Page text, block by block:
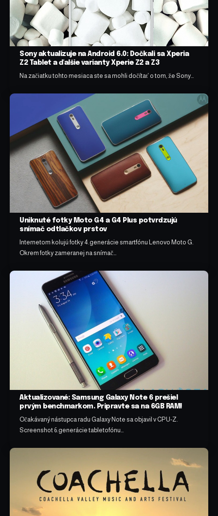
Sony aktualizuje na Android 6.0: Dočkali sa Xperia
Z2 Tablet a ďalšie varianty Xperie Z2 a Z3
Na začiatku tohto mesiaca ste sa mohli dočítať o tom, že Sony…
Uniknuté fotky Moto G4 a G4 Plus potvrdzujú
snímač odtlačkov prstov
Internetom kolujú fotky 4.generácie smartfónu Lenovo Moto G.
Okrem fotky zameranej na snímač…
Aktualizované: Samsung Galaxy Note 6 prešiel
prvým benchmarkom. Pripravte sa na 6GB RAM!
Očakávaný nástupca radu Galaxy Note sa objavil v CPU-Z.
Screenshot 6.generácie tabletofónu…